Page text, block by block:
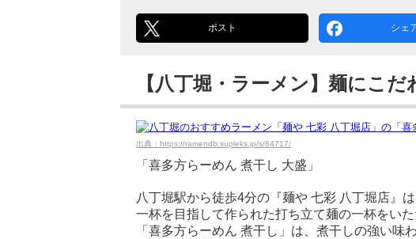
ポスト シェ
【八丁堀・ラーメン】麺にこだ
出典：https://ramendb.supleks.jp/s/84717/
「喜多方らーめん 煮干し 大盛」
八丁堀駅から徒歩4分の『麺や 七彩 八丁堀店』
一杯を目指して作られた打ち立て麺の一杯をいた
「喜多方らーめん 煮干し」は、煮干しの強い